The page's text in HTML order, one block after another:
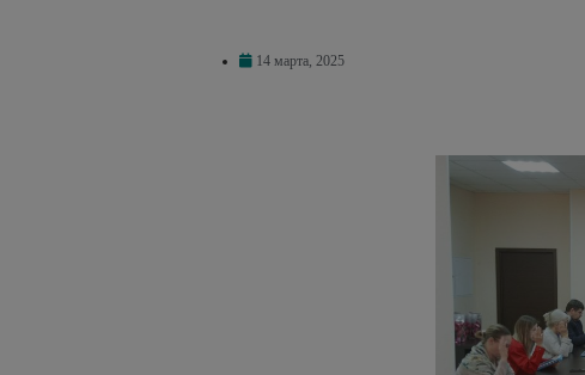
14 марта, 2025